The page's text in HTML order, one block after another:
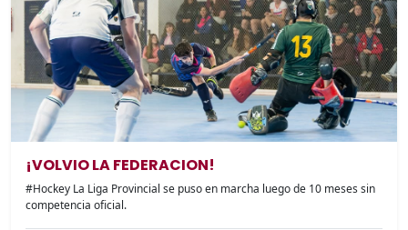
¡VOLVIO LA FEDERACION!
#Hockey La Liga Provincial se puso en marcha luego de 10 meses sin
competencia oficial.